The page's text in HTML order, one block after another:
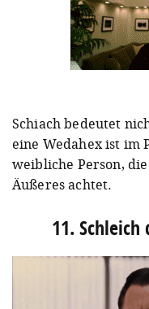
Schiach bedeutet
eine Wedahex ist im
weibliche Person,
Äußeres achtet.
11.